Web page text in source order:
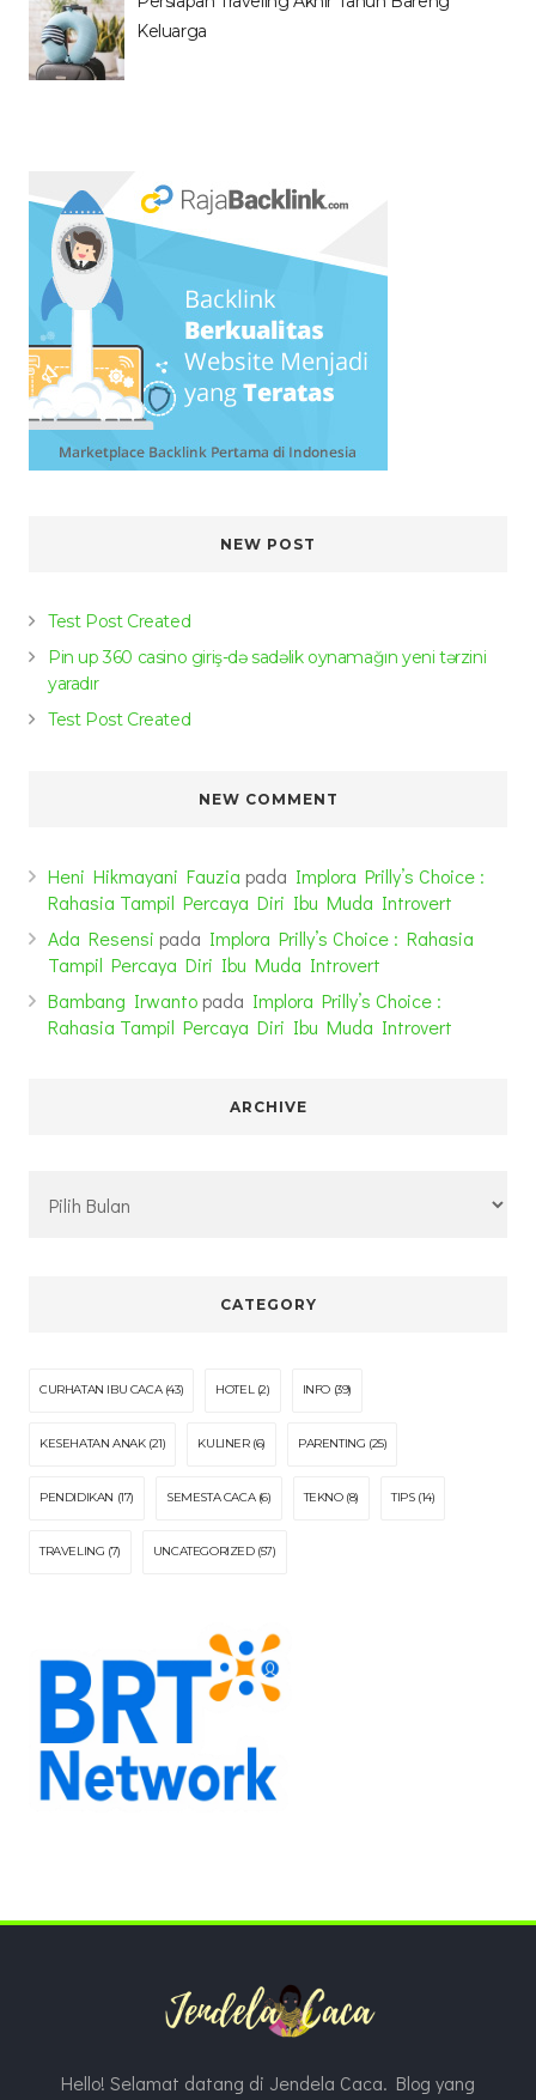
Keluarga
NEW POST
Test Post Created
Pin up 360 casino giriş-də sadəlik oynamağın yeni tərzini
yaradır
Test Post Created
NEW COMMENT
Heni Hikmayani Fauzia pada Implora Prilly’s Choice :
Rahasia Tampil Percaya Diri Ibu Muda Introvert
Ada Resensi pada Implora Prilly’s Choice : Rahasia
Tampil Percaya Diri Ibu Muda Introvert
Bambang Irwanto pada Implora Prilly’s Choice :
Rahasia Tampil Percaya Diri Ibu Muda Introvert
ARCHIVE
CATEGORY
CURHATAN IBU CACA(43) HOTEL(2) INFO (39)
KESEHATAN ANAK(21) KULINER(6) PARENTING (25)
PENDIDIKAN (17) SEMESTA CACA(6) TEKNO(8) TIPS(14)
TRAVELING (7) UNCATEGORIZED(57)
Hello! Selamat datang di Jendela Caca. Blog yang